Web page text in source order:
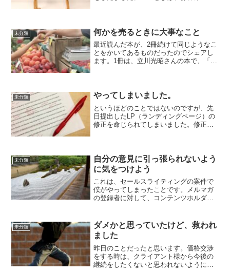
ならなくなりました。とい...
未分類 何かを売るときに大事なこと
最近読んだ本が、2冊続けて同じようなこ
とをかいてあるものだったのでシェアし
ます。1冊は、立川光昭さんの本で、「行
す。2人のやってい...
未分類 やってしまいました。
というほどのことではないのですが、先
日提出したLP（ランディングページ）の
修正を命じられてしまいました。修正を
が、変更するようにとの...
未分類
自分の意見に引っ張られないよう
に気をつけよう
これは、セールスライティングの案件で
僕がやってしまったことです。メルマガ
の登録者に対して、コンテンツホルダー
ホルダーさんの考えとは違う自分の考え
を書いてしまい、コンテン...
未分類
ダメかと思っていたけど、救われ
ました
昨日のことだったと思います。価格交渉
をする時は、クライアント様から今後の
継続をしたくないと思われないように気